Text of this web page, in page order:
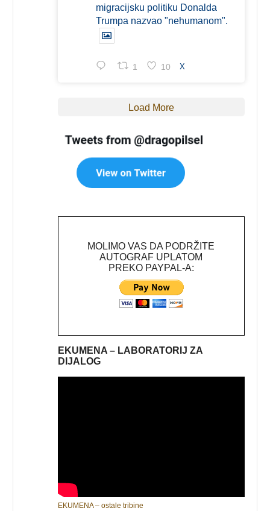
migracijsku politiku Donalda
Trumpa nazvao "nehumanom".
1 10 X
Load More
MOLIMO VAS DA PODRŽITE
AUTOGRAF UPLATOM
PREKO PAYPAL-A:
EKUMENA – LABORATORIJ ZA
DIJALOG
EKUMENA – ostale tribine